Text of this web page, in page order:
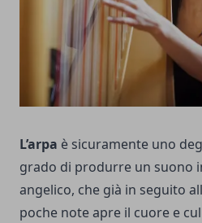
L’arpa è sicuramente uno
grado di produrre un suono
angelico, che già in seguito
poche note apre il cuore e